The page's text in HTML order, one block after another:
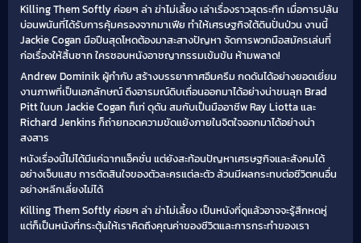
Killing Them Softly ค่อยๆ ล่า ฆ่าไม่เลี้ยง เล่าเรื่องราวสุดระทึก เมื่อการปล้น
บ่อนพนันที่ได้รับการคุ้มครองจากมาเฟีย ทำให้เศรษฐกิจใต้ดินปั่นป่วน งานนี้
Jackie Cogan มือปืนสุดโหดต้องมาสะสางปัญหา จัดการพวกมือสมัครเล่นที่
ก่อเรื่องให้สิ้นซาก ใครชอบหนังอาชญากรรมเข้มข้น ห้ามพลาด!
Andrew Dominik ผู้กำกับ สร้างบรรยากาศอึมครึม กดดันได้อย่างยอดเยี่ยม
งานภาพที่เป็นเอกลักษณ์ ดึงอารมณ์ดิบเถื่อนออกมาได้อย่างน่าขนลุก Brad
Pitt ในบท Jackie Cogan ก็เท่ ดุดัน สมกับเป็นมืออาชีพ Ray Liotta และ
Richard Jenkins ก็ถ่ายทอดความขัดแย้งภายในจิตใจออกมาได้อย่างน่า
สงสาร
หนังเรื่องนี้ไม่ได้มีแค่ฉากแอ็คชั่น แต่ยังสะท้อนปัญหาเศรษฐกิจและสังคมได้
อย่างเจ็บแสบ การตัดสินใจของตัวละครแต่ละตัว ล้วนมีผลกระทบต่อชีวิตคนอื่น
อย่างหลีกเลี่ยงไม่ได้
Killing Them Softly ค่อยๆ ล่า ฆ่าไม่เลี้ยง เป็นหนังที่ดูแล้วอาจจะรู้สึกหดหู่
แต่ก็เป็นหนังที่กระตุ้นให้เราคิดถึงคุณค่าของชีวิตและการกระทำของเรา